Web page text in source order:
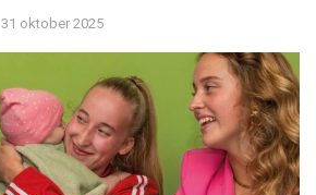
31 oktober 2025